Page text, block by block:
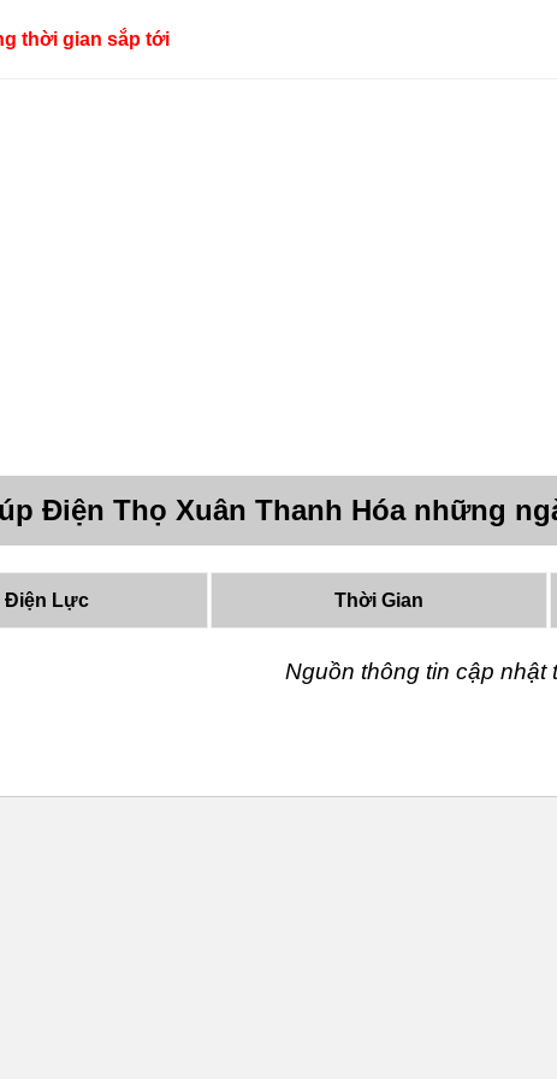
thời gian sắp tới
Điện Thọ Xuân Thanh Hóa những
Điện Lực Thời Gian
Nguồn thông tin cập nhật